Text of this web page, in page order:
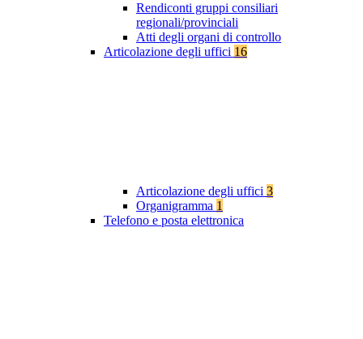
Rendiconti gruppi consiliari
regionali/provinciali
Atti degli organi di controllo
Articolazione degli uffici 16
Articolazione degli uffici 3
Organigramma 1
Telefono e posta elettronica